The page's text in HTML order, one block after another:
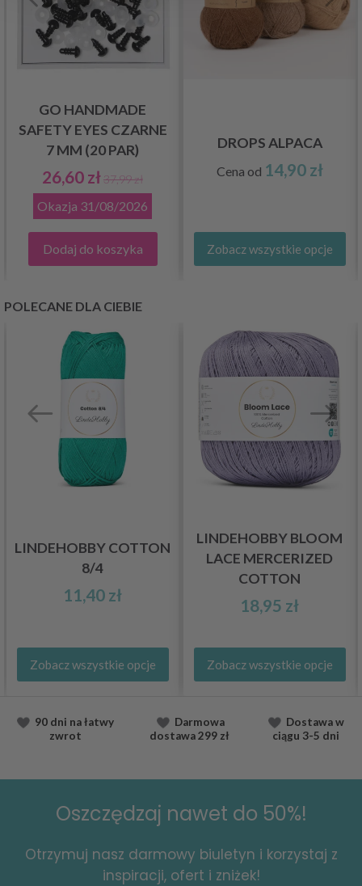
GO HANDMADE
SAFETY EYES CZARNE
7 MM (20 PAR)
26,60 zł37,99 zł
Okazja 31/08/2026
Dodaj do koszyka
DROPS ALPACA
Cena od 14,90 zł
Zobacz wszystkie opcje
POLECANE DLA CIEBIE
LINDEHOBBY COTTON
8/4
11,40 zł
Zobacz wszystkie opcje
LINDEHOBBY BLOOM
LACE MERCERIZED
COTTON
18,95 zł
Zobacz wszystkie opcje
90 dni na łatwy
zwrot
Darmowa
dostawa299 zł
Dostawaw
ciągu 3-5 dni
Oszczędzaj nawet do 50%!
Otrzymuj nasz darmowy biuletyn i korzystaj z
inspiracji, ofert i zniżek!